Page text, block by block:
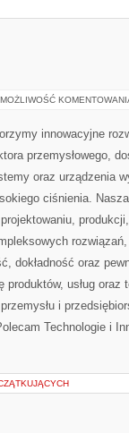
MOŻLIWOŚĆ
innowacyjne
przemysłowego,
oraz urządzenia
ciśnienia.
dokładność oraz
usług oraz
i
Technologie i